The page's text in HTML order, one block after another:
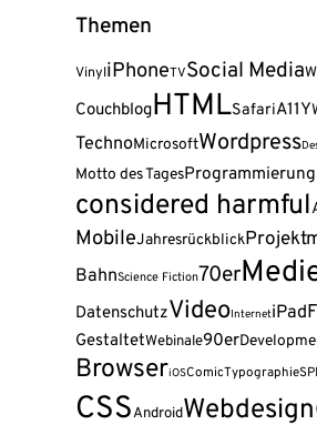
Themen
VinyliPhoneTVSocial Media
CouchblogHTMLSafariA11Y
TechnoMicrosoftWordpress
Motto des TagesProgrammierung
considered harmful
MobileJahresrückblick
BahnScience Fiction70er
DatenschutzVideoInternetiPad
GestaltetWebinale90er
BrowseriOSComicTypographie
CSSAndroidWebdesign